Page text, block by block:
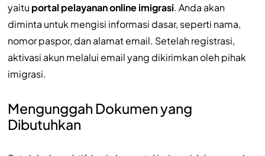
yaitu portal pelayanan online imigrasi. Anda akan
diminta untuk mengisi informasi dasar, seperti nama,
nomor paspor, dan alamat email. Setelah registrasi,
aktivasi akun melalui email yang dikirimkan oleh pihak
imigrasi.
Mengunggah Dokumen yang
Dibutuhkan